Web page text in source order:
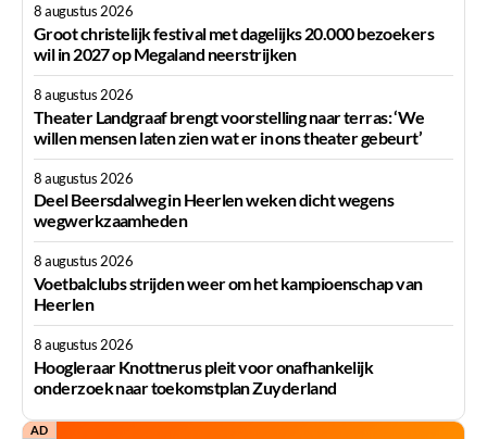
8 augustus 2026
Groot christelijk festival met dagelijks 20.000 bezoekers
wil in 2027 op Megaland neerstrijken
8 augustus 2026
Theater Landgraaf brengt voorstelling naar terras: ‘We
willen mensen laten zien wat er in ons theater gebeurt’
8 augustus 2026
Deel Beersdalweg in Heerlen weken dicht wegens
wegwerkzaamheden
8 augustus 2026
Voetbalclubs strijden weer om het kampioenschap van
Heerlen
8 augustus 2026
Hoogleraar Knottnerus pleit voor onafhankelijk
onderzoek naar toekomstplan Zuyderland
AD